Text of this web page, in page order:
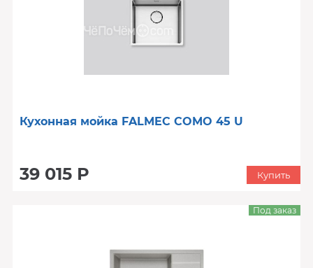
Кухонная мойка FALMEC COMO 45 U
39 015 Р Купить
Под заказ